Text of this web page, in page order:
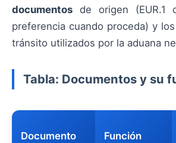
documentos de origen (EUR.1
preferencia cuando proceda) y los
tránsito utilizados por la aduana
Tabla: Documentos y su
Documento Función